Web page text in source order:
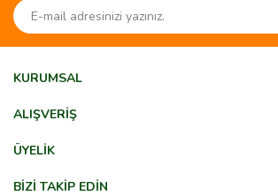
Ürün açıklamasında eksik bilgiler bulunuyor.
Ürün bilgilerinde hatalar bulunuyor.
KURUMSAL
ALIŞVERİŞ
ÜYELİK
BİZİ TAKİP EDİN